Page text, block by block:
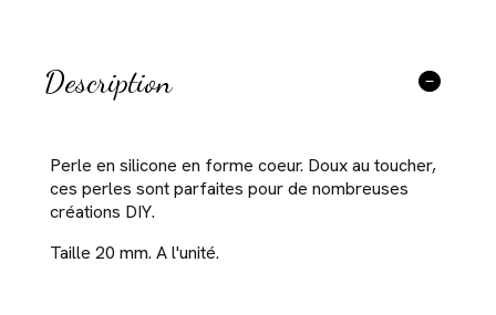
Description
Perle en silicone en forme coeur. Doux au toucher,
ces perles sont parfaites pour de nombreuses
créations DIY.
Taille 20 mm. A l'unité.